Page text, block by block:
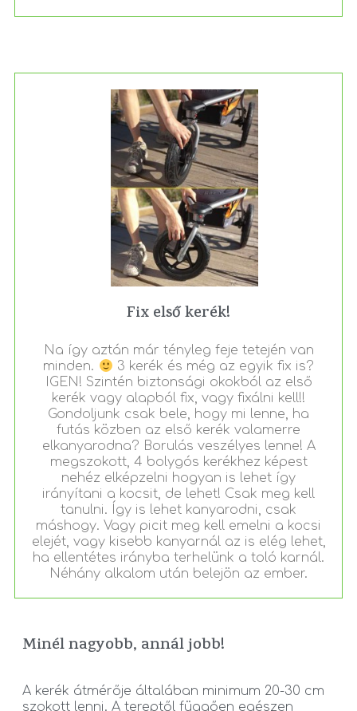
Fix első kerék!
Na így aztán már tényleg feje tetején van
minden.
3 kerék és még az egyik fix is?
IGEN! Szintén biztonsági okokból az első
kerék vagy alapból fix, vagy fixálni kell!!
Gondoljunk csak bele, hogy mi lenne, ha
futás közben az első kerék valamerre
elkanyarodna? Borulás veszélyes lenne! A
megszokott, 4 bolygós kerékhez képest
nehéz elképzelni hogyan is lehet így
irányítani a kocsit, de lehet! Csak meg kell
tanulni. Így is lehet kanyarodni, csak
máshogy. Vagy picit meg kell emelni a kocsi
elejét, vagy kisebb kanyarnál az is elég lehet,
ha ellentétes irányba terhelünk a toló karnál.
Néhány alkalom után belejön az ember.
Minél nagyobb, annál jobb!
A kerék átmérője általában minimum 20-30 cm
szokott lenni. A tereptől függően egészen